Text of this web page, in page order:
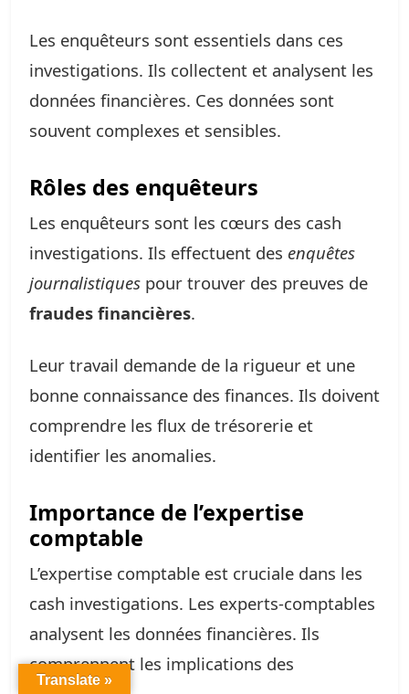
Les enquêteurs sont essentiels dans ces
investigations. Ils collectent et analysent les
données financières. Ces données sont
souvent complexes et sensibles.
Rôles des enquêteurs
Les enquêteurs sont les cœurs des cash
investigations. Ils effectuent des enquêtes
journalistiques pour trouver des preuves de
fraudes financières.
Leur travail demande de la rigueur et une
bonne connaissance des finances. Ils doivent
comprendre les flux de trésorerie et
identifier les anomalies.
Importance de l’expertise
comptable
L’expertise comptable est cruciale dans les
cash investigations. Les experts-comptables
analysent les données financières. Ils
comprennent les implications des
Translate »